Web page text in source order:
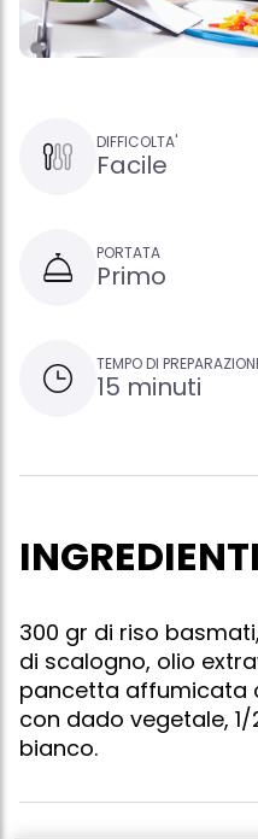
DIFFICOLTA'
Facile
PORTATA
Primo
TEMPO DI
15 minuti
INGREDIENTI
300 gr di riso
di scalogno, olio
pancetta affumicata
con dado vegetale,
bianco.